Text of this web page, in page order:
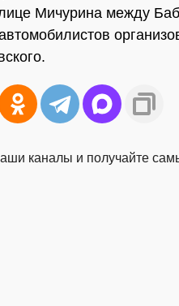
Мичурина между
каналы и получайте